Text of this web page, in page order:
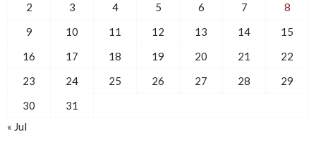
2
3 4 5 6 7
8
9
10 11 12 13 14
15
16
17 18 19 20 21
22
23
24 25 26 27 28
29
30
31
« Jul